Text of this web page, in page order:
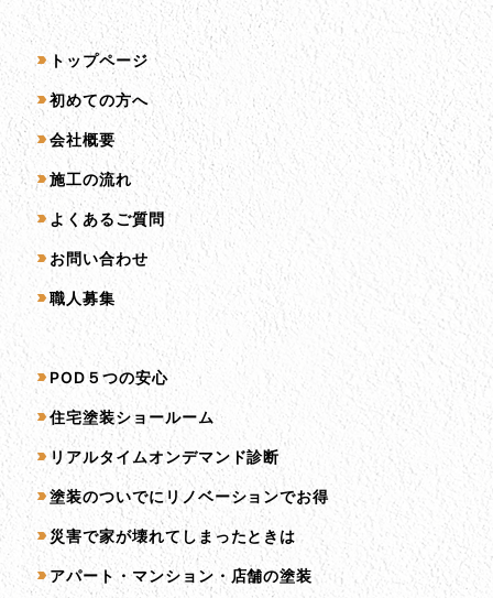
サイトマップ
トップページ
初めての方へ
会社概要
施工の流れ
よくあるご質問
お問い合わせ
職人募集
サービス一覧
POD５つの安心
住宅塗装ショールーム
リアルタイムオンデマンド診断
塗装のついでにリノベーションでお得
災害で家が壊れてしまったときは
アパート・マンション・店舗の塗装